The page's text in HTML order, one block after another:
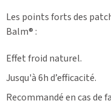
Les points forts des
Balm® :
Effet froid naturel.
Jusqu'à 6h d’efficacité.
Recommandé en cas de